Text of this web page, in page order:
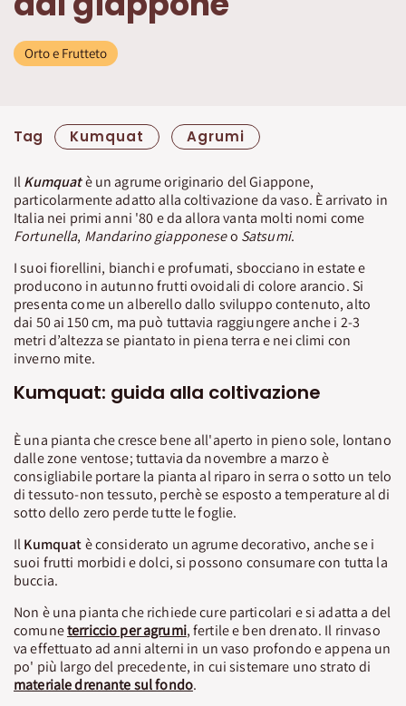
Orto e Frutteto
Tag Kumquat Agrumi
IlKumquatè un agrume originario del Giappone,
particolarmente adatto alla coltivazione da vaso. È arrivato in
Italia nei primi anni '80 e da allora vanta molti nomi come
Fortunella, Mandarino giapponeseo Satsumi.
I suoi fiorellini, bianchi e profumati, sbocciano in estate e
producono in autunno frutti ovoidali di colore arancio. Si
presenta come un alberello dallo sviluppo contenuto, alto
dai 50 ai 150 cm, ma può tuttavia raggiungere anche i 2-3
metri d’altezza se piantato in piena terra e nei climi con
inverno mite.
Kumquat: guida alla coltivazione
È una pianta che cresce bene all'aperto in pieno sole, lontano
dalle zone ventose; tuttavia da novembre a marzo è
consigliabile portare la pianta al riparo in serra o sotto un telo
di tessuto-non tessuto, perchè se esposto a temperature al di
sotto dello zero perde tutte le foglie.
IlKumquatè considerato un agrume decorativo, anche se i
suoi frutti morbidi e dolci, si possono consumare con tutta la
buccia.
Non è una pianta che richiede cure particolari e si adatta a del
comuneterriccio per agrumi, fertile e ben drenato. Il rinvaso
va effettuato ad anni alterni in un vaso profondo e appena un
po' più largo del precedente, in cui sistemare uno strato di
materiale drenante sul fondo.